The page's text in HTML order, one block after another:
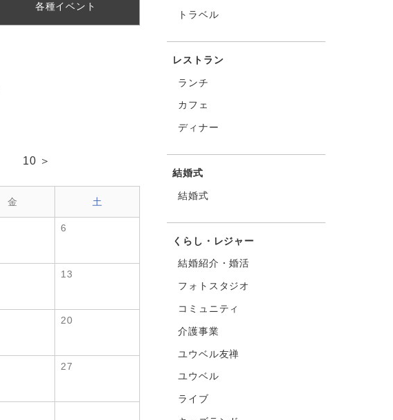
各種イベント
10 ＞
金 土
6
13
20
27
トラベル
レストラン
ランチ
カフェ
ディナー
結婚式
結婚式
くらし・レジャー
結婚紹介・婚活
フォトスタジオ
コミュニティ
介護事業
ユウベル友禅
ユウベル
ライブ